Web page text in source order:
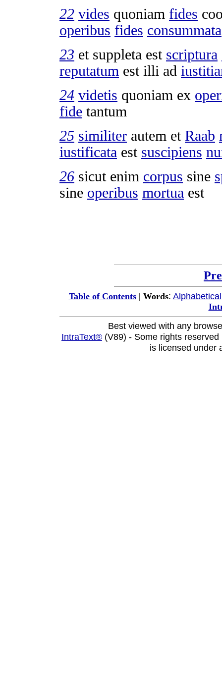
22 vides quoniam fides
operibus fides consummata
23 et suppleta est scriptura
reputatum est illi ad
24 videtis quoniam ex
fide tantum
25 similiter autem et Raab
iustificata est suscipiens
26 sicut enim corpus sine
sine operibus mortua est
Table of Contents| Words: Alphabetical
Best viewed with any
IntraText® (V89) - Some rights
is licensed under